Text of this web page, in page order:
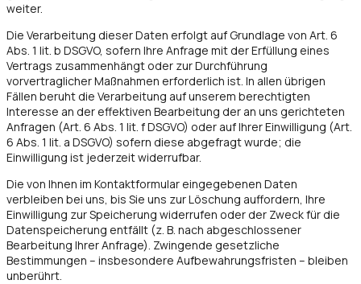
weiter.
Die Verarbeitung dieser Daten erfolgt auf Grundlage von Art. 6
Abs. 1 lit. b DSGVO, sofern Ihre Anfrage mit der Erfüllung eines
Vertrags zusammenhängt oder zur Durchführung
vorvertraglicher Maßnahmen erforderlich ist. In allen übrigen
Fällen beruht die Verarbeitung auf unserem berechtigten
Interesse an der effektiven Bearbeitung der an uns gerichteten
Anfragen (Art. 6 Abs. 1 lit. f DSGVO) oder auf Ihrer Einwilligung (Art.
6 Abs. 1 lit. a DSGVO) sofern diese abgefragt wurde; die
Einwilligung ist jederzeit widerrufbar.
Die von Ihnen im Kontaktformular eingegebenen Daten
verbleiben bei uns, bis Sie uns zur Löschung auffordern, Ihre
Einwilligung zur Speicherung widerrufen oder der Zweck für die
Datenspeicherung entfällt (z. B. nach abgeschlossener
Bearbeitung Ihrer Anfrage). Zwingende gesetzliche
Bestimmungen – insbesondere Aufbewahrungsfristen – bleiben
unberührt.